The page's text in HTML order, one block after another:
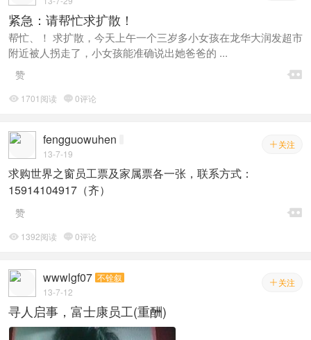
紧急：请帮忙求扩散！
帮忙、！ 求扩散，今天上午一个三岁多小女孩在龙华大润发超市
附近被人拐走了，小女孩能准确说出她爸爸的 ...

赞
 1701阅读 0评论
 关注
fengguowuhen
13-7-19
求购世界之窗员工票及家属票各一张，联系方式：
15914104917（齐）

赞
 1392阅读 0评论
 关注
wwwlgf07 不铨叙
13-7-12
寻人启事，富士康员工(重酬)